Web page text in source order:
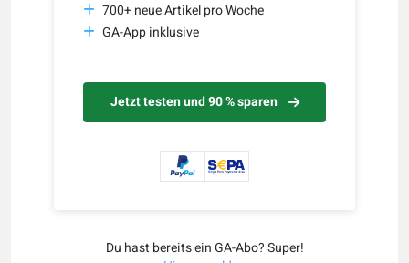
700+ neue Artikel pro Woche
GA-App inklusive
Jetzt testen und 90 % sparen
Du hast bereits ein GA-Abo? Super!